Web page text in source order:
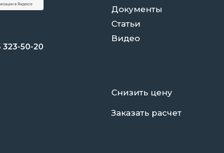
323-50-20
Документы
Статьи
Видео
Снизить цену
Заказать расчет